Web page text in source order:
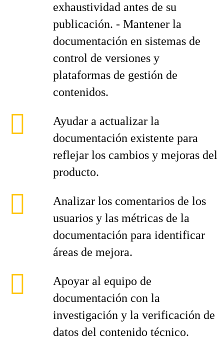
exhaustividad antes de su
publicación. - Mantener la
documentación en sistemas de
control de versiones y
plataformas de gestión de
contenidos.
Ayudar a actualizar la
documentación existente para
reflejar los cambios y mejoras del
producto.
Analizar los comentarios de los
usuarios y las métricas de la
documentación para identificar
áreas de mejora.
Apoyar al equipo de
documentación con la
investigación y la verificación de
datos del contenido técnico.